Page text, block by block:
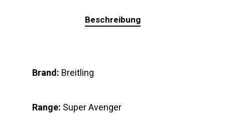
Beschreibung
Brand: Breitling
Range: Super Avenger